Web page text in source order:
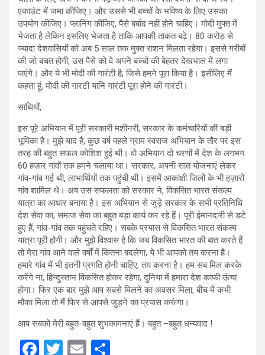
एकाउंट में जमा कीजिए। और उससे भी बच्‍चों के भविष्‍य के लिए उसका
उपयोग कीजिए। प्‍लानिंग कीजिए, पैसे बर्बाद नहीं होने चाहिए। मोदी मुफ्त में
भेजता है लेकिन इसलिए भेजता है ताकि आपकी ताकत बढ़े। 80 करोड़ से
ज्यादा देशवासियों को अब 5 साल तक मुफ्त राशन मिलता रहेगा। इससे गरीबों
की जो बचत होगी, उस पैसे को वे अपने बच्चों की बेहतर देखभाल में लगा
पाएंगे। और ये भी मोदी की गारंटी है, जिसे हमने पूरा किया है। इसीलिए मैं
कहता हूं, मोदी की गारटी यानि गारंटी पूरा होने की गारंटी।
साथियों,
इस पूरे अभियान में पूरी सरकारी मशीनरी, सरकार के कर्मचारियों की बड़ी
भूमिका है। मुझे याद है, कुछ वर्ष पहले ग्राम स्वराज अभियान के तौर पर इस
तरह की बहुत सफल कोशिश हुई थी। वो अभियान दो चरणों में देश के लगभग
60 हज़ार गांवों तक हमने चलाया था। सरकार, अपनी सात योजनाएं लेकर
गांव-गांव गई थी, लाभार्थियों तक पहुंची थी। इसमें आकांक्षी जिलों के भी हज़ारों
गांव शामिल थे। अब उस सफलता को सरकार ने, विकसित भारत संकल्प
यात्रा का आधार बनाया है। इस अभियान से जुड़े सरकार के सभी प्रतिनिधि
देश सेवा का, समाज सेवा का बहुत बड़ा कार्य कर रहे हैं। पूरी ईमानदारी से डटे
हुए हैं, गांव-गांव तक पहुंचते रहिए। सबके प्रयास से विकसित भारत संकल्प
यात्रा पूरी होगी। और मुझे विश्‍वास है कि जब विकसित भारत की बात करते हैं
तो मेरा गांव आने वाले वर्षों में कितना बदलेगा, ये भी आपको तय करना है।
हमारे गांव में भी इतनी प्रगति होनी चाहिए, तय करना है। हम सब मिल करके
करेंगे ना, हिन्‍दुस्‍तान विकसित होकर रहेगा, दुनिया में हमारा देश काफी ऊंचा
होगा। फिर एक बार मुझे आप सबसे मिलने का अवसर मिला, बीच में कभी
मौका मिला तो मैं फिर से आपसे जुड़ने का प्रयास करूंगा।
आप सबको मेरी बहुत-बहुत शुभकामनाएं हैं। बहुत –बहुत धन्यवाद !
F
T
E